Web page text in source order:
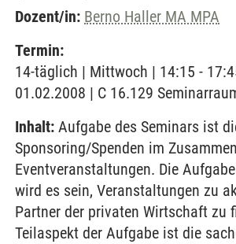
Dozent/in: Berno Haller MA MPA
Termin:
14-täglich | Mittwoch | 14:15 -
01.02.2008 | C 16.129
Inhalt: Aufgabe des Seminars ist
Sponsoring/Spenden im
Eventveranstaltungen. Die
wird es sein, Veranstaltungen zu
Partner der privaten Wirtschaft zu
Teilaspekt der Aufgabe ist die